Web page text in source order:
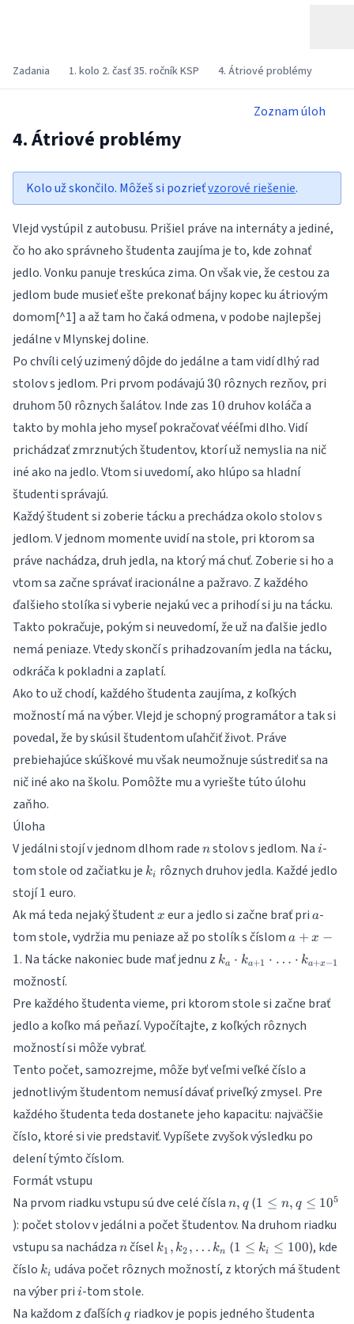
Zadania 1. kolo 2. časť 35. ročník KSP 4. Átriové problémy
Zoznam úloh
4. Átriové problémy
Kolo už skončilo. Môžeš si pozrieťvzorové riešenie.
Vlejd vystúpil z autobusu. Prišiel práve na internáty a jediné,
čo ho ako správneho študenta zaujíma je to, kde zohnať
jedlo. Vonku panuje treskúca zima. On však vie, že cestou za
jedlom bude musieť ešte prekonať bájny kopec ku átriovým
domom[^1] a až tam ho čaká odmena, v podobe najlepšej
jedálne v Mlynskej doline.
Po chvíli celý uzimený dôjde do jedálne a tam vidí dlhý rad
stolov s jedlom. Pri prvom podávajú 30
30 rôznych rezňov, pri
druhom 50
50 rôznych šalátov. Inde zas 10
10 druhov koláča a
takto by mohla jeho myseľ pokračovať vééľmi dlho. Vidí
prichádzať zmrznutých študentov, ktorí už nemyslia na nič
iné ako na jedlo. Vtom si uvedomí, ako hlúpo sa hladní
študenti správajú.
Každý študent si zoberie tácku a prechádza okolo stolov s
jedlom. V jednom momente uvidí na stole, pri ktorom sa
práve nachádza, druh jedla, na ktorý má chuť. Zoberie si ho a
vtom sa začne správať iracionálne a pažravo. Z každého
ďalšieho stolíka si vyberie nejakú vec a prihodí si ju na tácku.
Takto pokračuje, pokým si neuvedomí, že už na ďalšie jedlo
nemá peniaze. Vtedy skončí s prihadzovaním jedla na tácku,
odkráča k pokladni a zaplatí.
Ako to už chodí, každého študenta zaujíma, z koľkých
možností má na výber. Vlejd je schopný programátor a tak si
povedal, že by skúsil študentom uľahčiť život. Práve
prebiehajúce skúškové mu však neumožnuje sústrediť sa na
nič iné ako na školu. Pomôžte mu a vyriešte túto úlohu
zaňho.
Úloha
V jedálni stojí v jednom dlhom rade n
nstolov s jedlom. Na i
i-
tom stole od začiatku je k_{i}
ki rôznych druhov jedla. Každé jedlo
stojí1
1 euro.
Ak má teda nejaký študent x
x eur a jedlo si začne brať pri a
a-
tom stole, vydržia mu peniaze až po stolík s číslom a+x-
a + x −
1. Na tácke nakoniec bude mať jednu z k_{a}
\cdot …
\cdot
k_{a+x-
ka ⋅ ka+1 ⋅ … ⋅ ka+x−1
možností.
Pre každého študenta vieme, pri ktorom stole si začne brať
jedlo a koľko má peňazí. Vypočítajte, z koľkých rôznych
možností si môže vybrať.
Tento počet, samozrejme, môže byť veľmi veľké číslo a
jednotlivým študentom nemusí dávať priveľký zmysel. Pre
každého študenta teda dostanete jeho kapacitu: najväčšie
číslo, ktoré si vie predstaviť. Vypíšete zvyšok výsledku po
delení týmto číslom.
Formát vstupu
Na prvom riadku vstupu sú dve celé čísla n,
n, q (1 \leq
\leq
10^{5}
1 ≤ n, q ≤ 105
): počet stolov v jedálni a počet študentov. Na druhom riadku
vstupu sa nachádza n
nčísel k_1,
\dots
k1 , k2 , … kn (1
k_{i}
100
1 ≤ ki ≤ 100), kde
číslo k_{i}
ki udáva počet rôznych možností, z ktorých má študent
na výber pri i
i-tom stole.
Na každom z ďaľších q
q riadkov je popis jedného študenta